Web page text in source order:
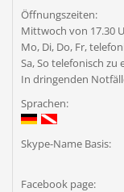
Öffnungszeiten:
Mittwoch von 17.30
Mo, Di, Do, Fr,
Sa, So telefonisch zu
In dringenden
Sprachen:
Skype-Name Basis:
Facebook page: